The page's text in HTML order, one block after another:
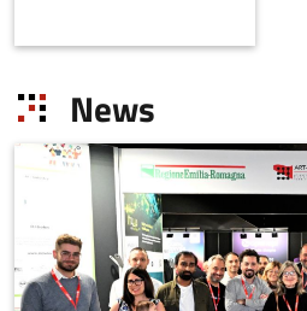
Regione.
News